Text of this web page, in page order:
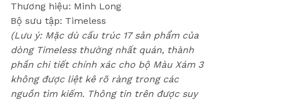
Thương hiệu: Minh Long
Bộ sưu tập: Timeless
(Lưu ý: Mặc dù cấu trúc 17 sản phẩm của
dòng Timeless thường nhất quán, thành
phần chi tiết chính xác cho bộ Màu Xám 3
không được liệt kê rõ ràng trong các
nguồn tìm kiếm. Thông tin trên được suy